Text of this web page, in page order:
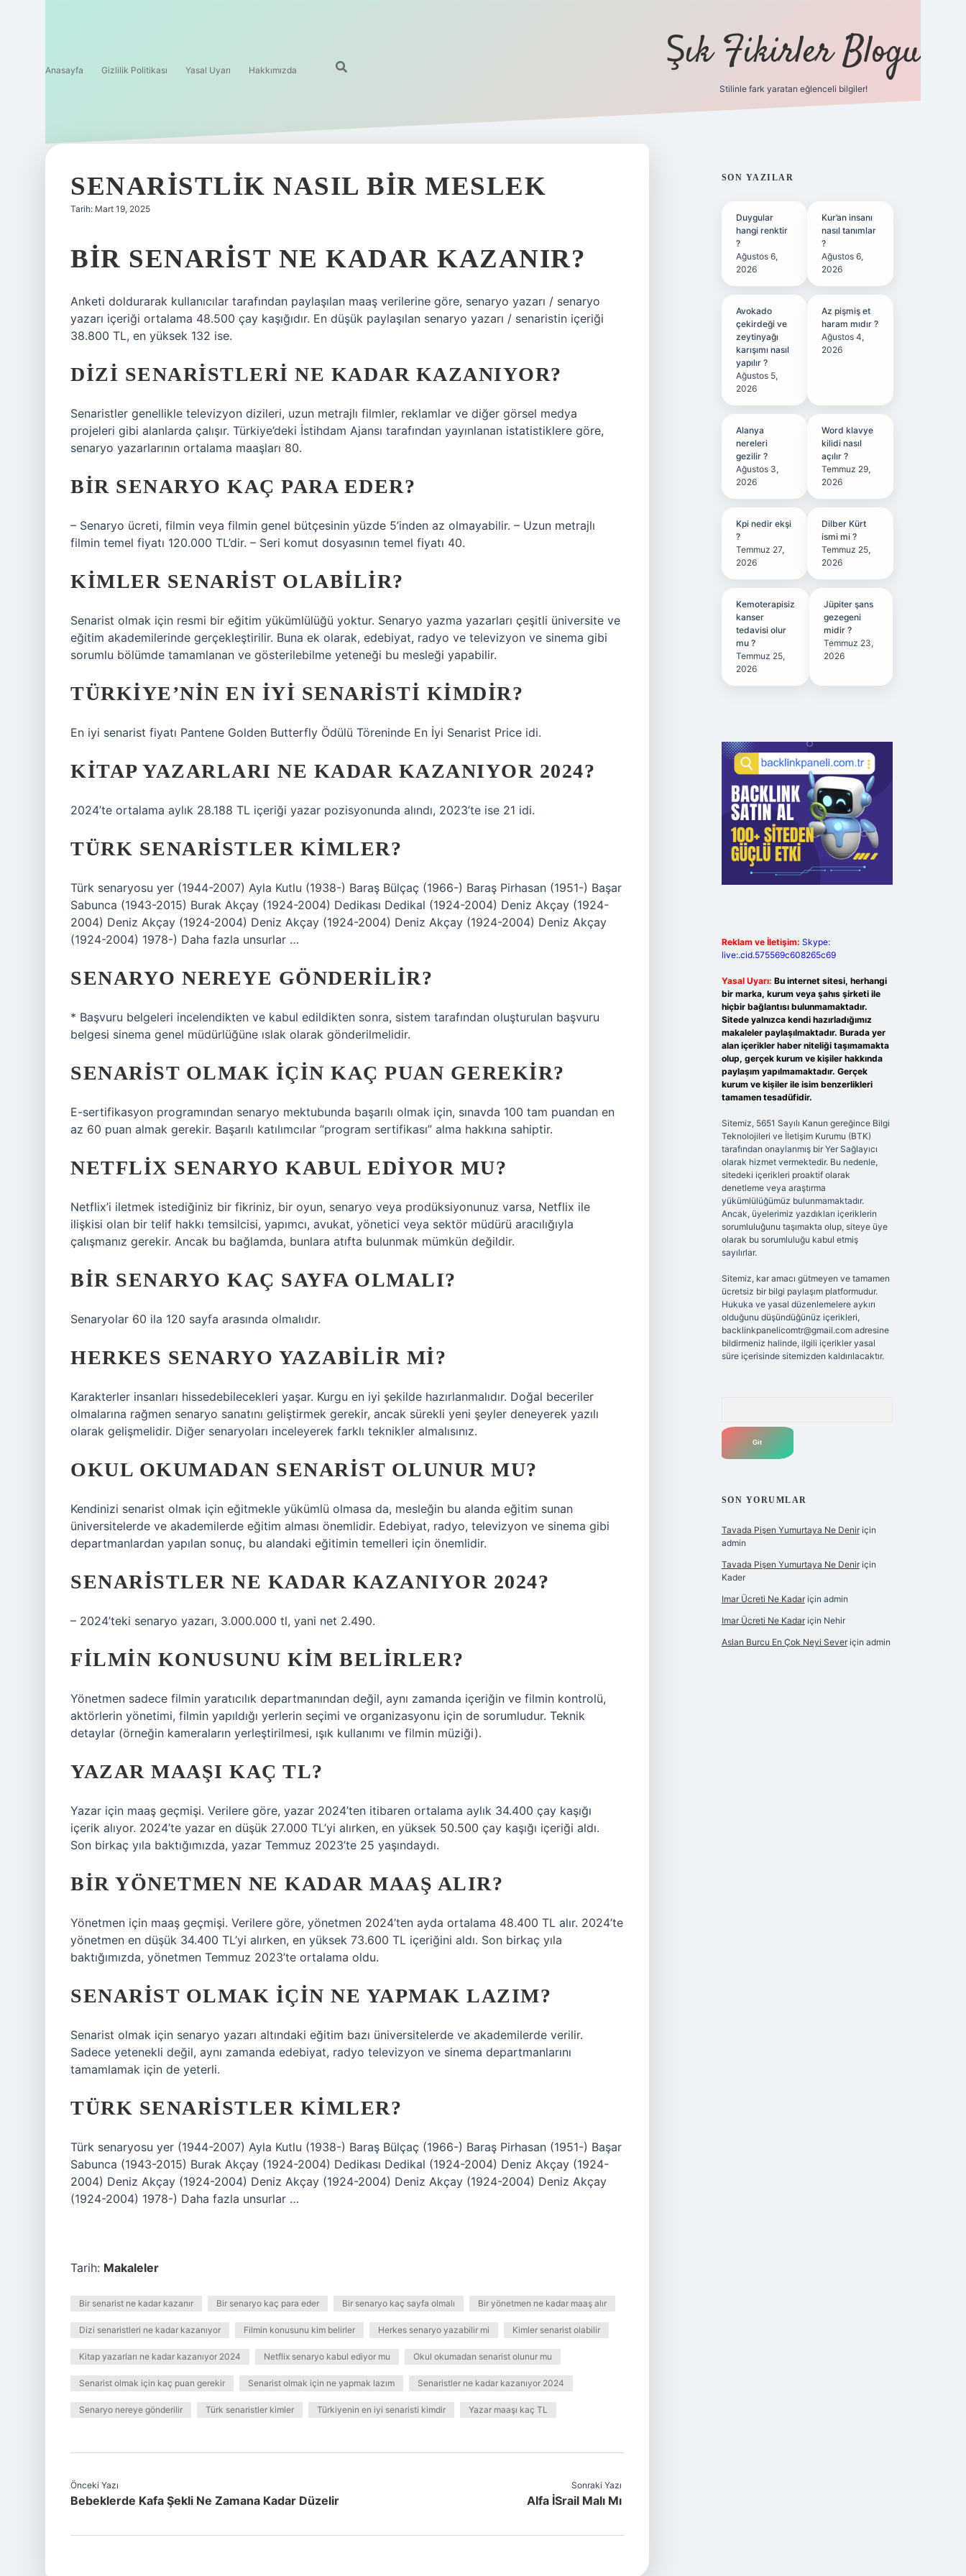
Anasayfa Gizlilik Politikası Yasal Uyarı Hakkımızda Şık Fikirler Blogu
Stilinle fark yaratan eğlenceli bilgiler!
SENARISTLIK NASIL BIR MESLEK
Tarih: Mart 19, 2025
BIR SENARIST NE KADAR KAZANIR?
Anketi doldurarak kullanıcılar tarafından paylaşılan maaş verilerine göre, senaryo yazarı / senaryo
yazarı içeriği ortalama 48.500 çay kaşığıdır. En düşük paylaşılan senaryo yazarı / senaristin içeriği
38.800 TL, en yüksek 132 ise.
DIZI SENARISTLERI NE KADAR KAZANIYOR?
Senaristler genellikle televizyon dizileri, uzun metrajlı filmler, reklamlar ve diğer görsel medya
projeleri gibi alanlarda çalışır. Türkiye’deki İstihdam Ajansı tarafından yayınlanan istatistiklere göre,
senaryo yazarlarının ortalama maaşları 80.
BIR SENARYO KAÇ PARA EDER?
– Senaryo ücreti, filmin veya filmin genel bütçesinin yüzde 5’inden az olmayabilir. – Uzun metrajlı
filmin temel fiyatı 120.000 TL’dir. – Seri komut dosyasının temel fiyatı 40.
KIMLER SENARIST OLABILIR?
Senarist olmak için resmi bir eğitim yükümlülüğü yoktur. Senaryo yazma yazarları çeşitli üniversite ve
eğitim akademilerinde gerçekleştirilir. Buna ek olarak, edebiyat, radyo ve televizyon ve sinema gibi
sorumlu bölümde tamamlanan ve gösterilebilme yeteneği bu mesleği yapabilir.
TÜRKIYE’NIN EN IYI SENARISTI KIMDIR?
En iyi senarist fiyatı Pantene Golden Butterfly Ödülü Töreninde En İyi Senarist Price idi.
KITAP YAZARLARI NE KADAR KAZANIYOR 2024?
2024’te ortalama aylık 28.188 TL içeriği yazar pozisyonunda alındı, 2023’te ise 21 idi.
TÜRK SENARISTLER KIMLER?
Türk senaryosu yer (1944-2007) Ayla Kutlu (1938-) Baraş Bülçaç (1966-) Baraş Pirhasan (1951-) Başar
Sabunca (1943-2015) Burak Akçay (1924-2004) Dedikası Dedikal (1924-2004) Deniz Akçay (1924-
2004) Deniz Akçay (1924-2004) Deniz Akçay (1924-2004) Deniz Akçay (1924-2004) Deniz Akçay
(1924-2004) 1978-) Daha fazla unsurlar …
SENARYO NEREYE GÖNDERILIR?
* Başvuru belgeleri incelendikten ve kabul edildikten sonra, sistem tarafından oluşturulan başvuru
belgesi sinema genel müdürlüğüne ıslak olarak gönderilmelidir.
SENARIST OLMAK IÇIN KAÇ PUAN GEREKIR?
E-sertifikasyon programından senaryo mektubunda başarılı olmak için, sınavda 100 tam puandan en
az 60 puan almak gerekir. Başarılı katılımcılar “program sertifikası” alma hakkına sahiptir.
NETFLIX SENARYO KABUL EDIYOR MU?
Netflix’i iletmek istediğiniz bir fikriniz, bir oyun, senaryo veya prodüksiyonunuz varsa, Netflix ile
ilişkisi olan bir telif hakkı temsilcisi, yapımcı, avukat, yönetici veya sektör müdürü aracılığıyla
çalışmanız gerekir. Ancak bu bağlamda, bunlara atıfta bulunmak mümkün değildir.
BIR SENARYO KAÇ SAYFA OLMALI?
Senaryolar 60 ila 120 sayfa arasında olmalıdır.
HERKES SENARYO YAZABILIR MI?
Karakterler insanları hissedebilecekleri yaşar. Kurgu en iyi şekilde hazırlanmalıdır. Doğal beceriler
olmalarına rağmen senaryo sanatını geliştirmek gerekir, ancak sürekli yeni şeyler deneyerek yazılı
olarak gelişmelidir. Diğer senaryoları inceleyerek farklı teknikler almalısınız.
OKUL OKUMADAN SENARIST OLUNUR MU?
Kendinizi senarist olmak için eğitmekle yükümlü olmasa da, mesleğin bu alanda eğitim sunan
üniversitelerde ve akademilerde eğitim alması önemlidir. Edebiyat, radyo, televizyon ve sinema gibi
departmanlardan yapılan sonuç, bu alandaki eğitimin temelleri için önemlidir.
SENARISTLER NE KADAR KAZANIYOR 2024?
– 2024’teki senaryo yazarı, 3.000.000 tl, yani net 2.490.
FILMIN KONUSUNU KIM BELIRLER?
Yönetmen sadece filmin yaratıcılık departmanından değil, aynı zamanda içeriğin ve filmin kontrolü,
aktörlerin yönetimi, filmin yapıldığı yerlerin seçimi ve organizasyonu için de sorumludur. Teknik
detaylar (örneğin kameraların yerleştirilmesi, ışık kullanımı ve filmin müziği).
YAZAR MAAŞI KAÇ TL?
Yazar için maaş geçmişi. Verilere göre, yazar 2024’ten itibaren ortalama aylık 34.400 çay kaşığı
içerik alıyor. 2024’te yazar en düşük 27.000 TL’yi alırken, en yüksek 50.500 çay kaşığı içeriği aldı.
Son birkaç yıla baktığımızda, yazar Temmuz 2023’te 25 yaşındaydı.
BIR YÖNETMEN NE KADAR MAAŞ ALIR?
Yönetmen için maaş geçmişi. Verilere göre, yönetmen 2024’ten ayda ortalama 48.400 TL alır. 2024’te
yönetmen en düşük 34.400 TL’yi alırken, en yüksek 73.600 TL içeriğini aldı. Son birkaç yıla
baktığımızda, yönetmen Temmuz 2023’te ortalama oldu.
SENARIST OLMAK IÇIN NE YAPMAK LAZIM?
Senarist olmak için senaryo yazarı altındaki eğitim bazı üniversitelerde ve akademilerde verilir.
Sadece yetenekli değil, aynı zamanda edebiyat, radyo televizyon ve sinema departmanlarını
tamamlamak için de yeterli.
TÜRK SENARISTLER KIMLER?
Türk senaryosu yer (1944-2007) Ayla Kutlu (1938-) Baraş Bülçaç (1966-) Baraş Pirhasan (1951-) Başar
Sabunca (1943-2015) Burak Akçay (1924-2004) Dedikası Dedikal (1924-2004) Deniz Akçay (1924-
2004) Deniz Akçay (1924-2004) Deniz Akçay (1924-2004) Deniz Akçay (1924-2004) Deniz Akçay
(1924-2004) 1978-) Daha fazla unsurlar …
Tarih: Makaleler
Bir senarist ne kadar kazanır Bir senaryo kaç para eder Bir senaryo kaç sayfa olmalı Bir yönetmen ne kadar maaş alır
Dizi senaristleri ne kadar kazanıyor Filmin konusunu kim belirler Herkes senaryo yazabilir mi Kimler senarist olabilir
Kitap yazarları ne kadar kazanıyor 2024 Netflix senaryo kabul ediyor mu Okul okumadan senarist olunur mu
Senarist olmak için kaç puan gerekir Senarist olmak için ne yapmak lazım Senaristler ne kadar kazanıyor 2024
Senaryo nereye gönderilir Türk senaristler kimler Türkiyenin en iyi senaristi kimdir Yazar maaşı kaç TL
Önceki Yazı
Bebeklerde Kafa Şekli Ne Zamana Kadar Düzelir
Sonraki Yazı
Alfa İSrail Malı Mı
SIDEBAR
SON YAZILAR
Duygular
hangi renktir
?
Ağustos 6,
2026
Kur’an insanı
nasıl tanımlar
?
Ağustos 6,
2026
Avokado
çekirdeği ve
zeytinyağı
karışımı nasıl
yapılır ?
Ağustos 5,
2026
Az pişmiş et
haram mıdır ?
Ağustos 4,
2026
Alanya
nereleri
gezilir ?
Ağustos 3,
2026
Word klavye
kilidi nasıl
açılır ?
Temmuz 29,
2026
Kpi nedir ekşi
?
Temmuz 27,
2026
Dilber Kürt
ismi mi ?
Temmuz 25,
2026
Kemoterapisiz
kanser
tedavisi olur
mu ?
Temmuz 25,
2026
Jüpiter şans
gezegeni
midir ?
Temmuz 23,
2026
Reklam ve İletişim: Skype:
live:.cid.575569c608265c69
Yasal Uyarı: Bu internet sitesi, herhangi
bir marka, kurum veya şahıs şirketi ile
hiçbir bağlantısı bulunmamaktadır.
Sitede yalnızca kendi hazırladığımız
makaleler paylaşılmaktadır. Burada yer
alan içerikler haber niteliği taşımamakta
olup, gerçek kurum ve kişiler hakkında
paylaşım yapılmamaktadır. Gerçek
kurum ve kişiler ile isim benzerlikleri
tamamen tesadüfidir.
Sitemiz, 5651 Sayılı Kanun gereğince Bilgi
Teknolojileri ve İletişim Kurumu (BTK)
tarafından onaylanmış bir Yer Sağlayıcı
olarak hizmet vermektedir. Bu nedenle,
sitedeki içerikleri proaktif olarak
denetleme veya araştırma
yükümlülüğümüz bulunmamaktadır.
Ancak, üyelerimiz yazdıkları içeriklerin
sorumluluğunu taşımakta olup, siteye üye
olarak bu sorumluluğu kabul etmiş
sayılırlar.
Sitemiz, kar amacı gütmeyen ve tamamen
ücretsiz bir bilgi paylaşım platformudur.
Hukuka ve yasal düzenlemelere aykırı
olduğunu düşündüğünüz içerikleri,
backlinkpanelicomtr@gmail.comadresine
bildirmeniz halinde, ilgili içerikler yasal
süre içerisinde sitemizden kaldırılacaktır.
SON YORUMLAR
Tavada Pişen Yumurtaya Ne Deniriçin
admin
Tavada Pişen Yumurtaya Ne Deniriçin
Kader
Imar Ücreti Ne Kadariçin admin
Imar Ücreti Ne Kadariçin Nehir
Aslan Burcu En Çok Neyi Severiçin admin